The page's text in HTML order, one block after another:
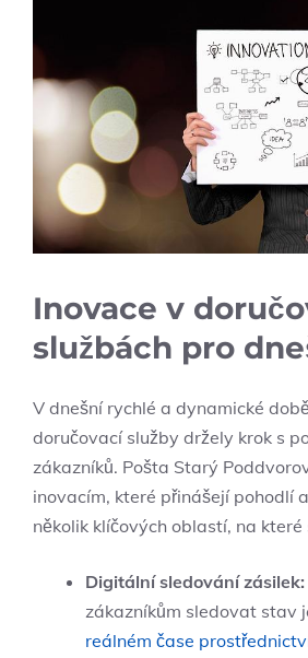
Inovace v
službách pro
V dnešní rychlé a dynamické
doručovací služby držely krok s
zákazníků. Pošta Starý
inovacím, které přinášejí pohodlí
několik klíčových oblastí, na které
Digitální sledování zásilek:
zákazníkům sledovat stav
reálném čase